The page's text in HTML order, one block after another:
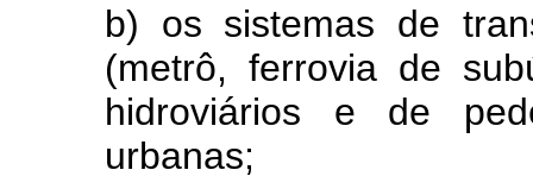
b) os sistemas de
(metrô, ferrovia de
hidroviários e de
urbanas;